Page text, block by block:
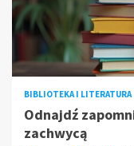
BIBLIOTEKA I LITERATURA
Odnajdź
zachwycą